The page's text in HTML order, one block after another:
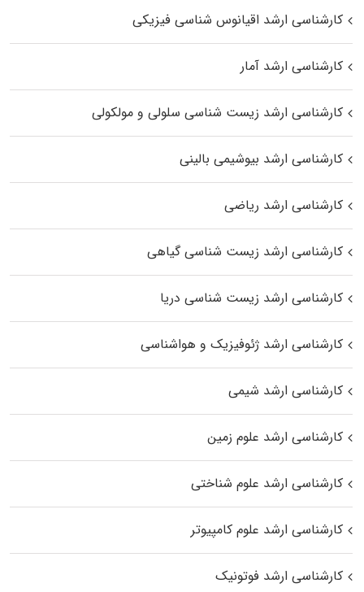
کارشناسی ارشد اقیانوس‌ شناسی فیزیکی
کارشناسی ارشد آمار
کارشناسی ارشد زیست شناسی سلولی و مولکولی
کارشناسی ارشد بیوشیمی بالینی
کارشناسی ارشد ریاضی
کارشناسی ارشد زیست‌ شناسی گیاهی
کارشناسی ارشد زیست‌ شناسی دریا
کارشناسی ارشد ژئوفیزیک و هواشناسی
کارشناسی ارشد شیمی
کارشناسی ارشد علوم زمین
کارشناسی ارشد علوم شناختی
کارشناسی ارشد علوم کامپیوتر
کارشناسی ارشد فوتونیک